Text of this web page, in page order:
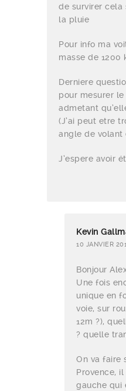
de survirer cela
la pluie
Pour info ma
masse de 1200
Derniere
pour mesurer le
admetant
(J’ai peut etre
angle de volant
J’espere avoir
Kevin
10 JANVIER
Bonjour
Une fois
unique en
voie, sur
12m ?),
? quelle
On va faire
Provence,
gauche qui